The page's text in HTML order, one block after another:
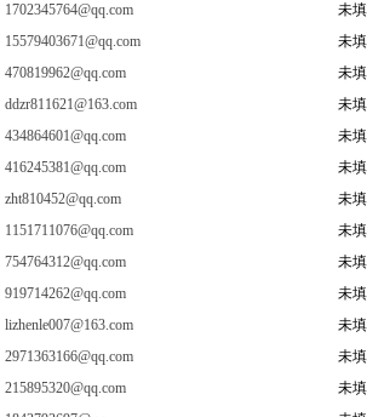
1702345764@qq.com 未填
15579403671@qq.com 未填
470819962@qq.com 未填
ddzr811621@163.com 未填
434864601@qq.com 未填
416245381@qq.com 未填
zht810452@qq.com 未填
1151711076@qq.com 未填
754764312@qq.com 未填
919714262@qq.com 未填
lizhenle007@163.com 未填
2971363166@qq.com 未填
215895320@qq.com 未填